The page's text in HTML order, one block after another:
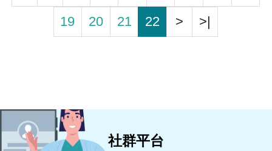
19
20 21 22 > >|
社群平台